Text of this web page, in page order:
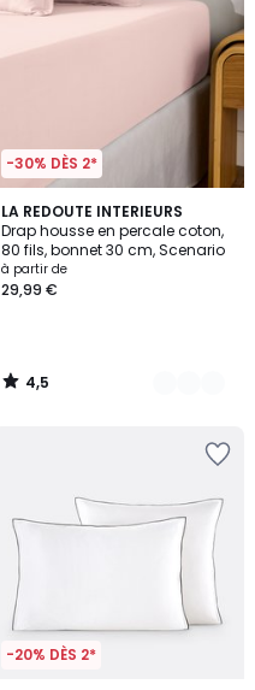
-30% DÈS 2*
LA REDOUTE INTERIEURS
Drap housse en percale coton,
80 fils, bonnet 30 cm, Scenario
à partir de
29,99 €
4,5
/ 5
21
Couleurs
4,5
/
-20% DÈS 2*